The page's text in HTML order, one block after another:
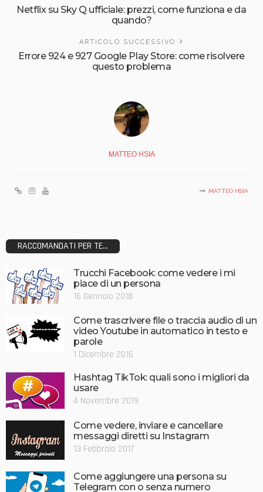
Netflix su Sky Q ufficiale: prezzi, come funziona e da
quando?
ARTICOLO SUCCESSIVO
Errore 924 e 927 Google Play Store: come risolvere
questo problema
MATTEO HSIA
MATTEO HSIA
RACCOMANDATI PER TE...
Trucchi Facebook: come vedere i mi
piace di un persona
16 Gennaio 2018
Come trascrivere file o traccia audio di un
video Youtube in automatico in testo e
parole
1 Dicembre 2016
Hashtag TikTok: quali sono i migliori da
usare
4 Novembre 2019
Come vedere, inviare e cancellare
messaggi diretti su Instagram
13 Febbraio 2017
Come aggiungere una persona su
Telegram con o senza numero